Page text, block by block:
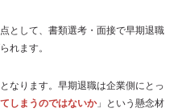
として、書類選考・面接で早期退職
れます。
なります。早期退職は企業側にとっ
しまうのではないか」という懸念材